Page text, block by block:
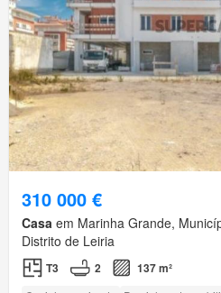
310 000 €
Casa em Marinha Grande,
Distrito de Leiria
T3 2 137 m²